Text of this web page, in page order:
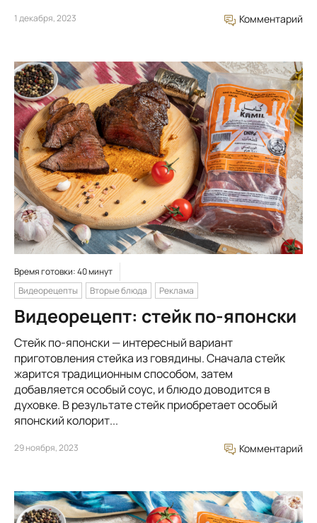
1 декабря, 2023 Комментарий
Время готовки: 40 минут
Видеорецепты
Вторые блюда Реклама
Видеорецепт: стейк по-японски
Стейк по-японски — интересный вариант
приготовления стейка из говядины. Сначала стейк
жарится традиционным способом, затем
добавляется особый соус, и блюдо доводится в
духовке. В результате стейк приобретает особый
японский колорит...
29 ноября, 2023 Комментарий